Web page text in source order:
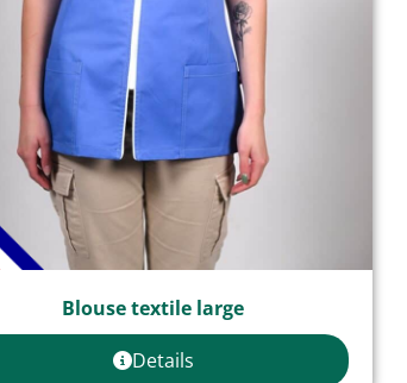
Blouse textile large
Details